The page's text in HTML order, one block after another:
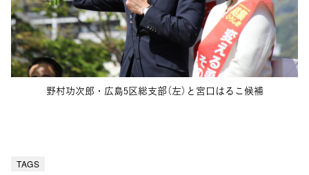
野村功次郎・広島5区総支部（左）と宮口はるこ候補
TAGS